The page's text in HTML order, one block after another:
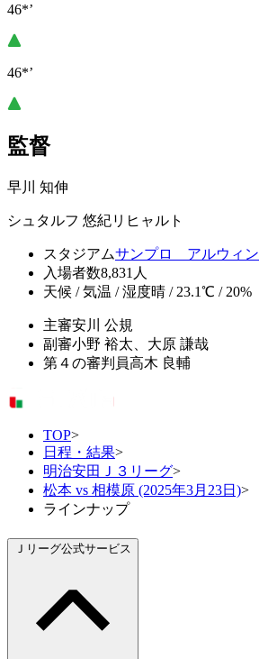
46*’
46*’
監督
早川 知伸
シュタルフ 悠紀リヒャルト
スタジアムサンプロ アルウィン
入場者数8,831人
天候 / 気温 / 湿度晴 / 23.1℃ / 20%
主審安川 公規
副審小野 裕太、大原 謙哉
第４の審判員高木 良輔
TOP>
日程・結果>
明治安田Ｊ３リーグ>
松本 vs 相模原 (2025年3月23日)>
ラインナップ
Ｊリーグ公式サービス